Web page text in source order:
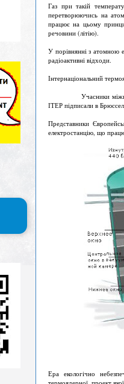
Газ при такій
перетворюючись на
працює на цьому
речовини (літію).
У порівнянні з атомною
радіоактивні відходи.
Інтернаціональний
Учасники
ІТЕР підписали в
Представники
електростанцію, що
Ера екологічно